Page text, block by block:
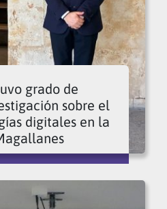
grado de
sobre el
digitales en la